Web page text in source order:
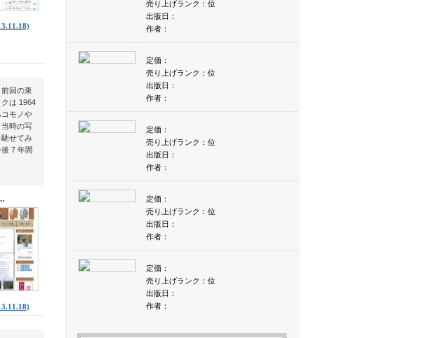
前回の東
は 1964
モノや
時の写
せてみ
7 年間
売り上げランク：位
出版日：
作者：
定価：
売り上げランク：位
出版日：
作者：
定価：
売り上げランク：位
出版日：
作者：
定価：
売り上げランク：位
出版日：
作者：
定価：
売り上げランク：位
出版日：
作者：